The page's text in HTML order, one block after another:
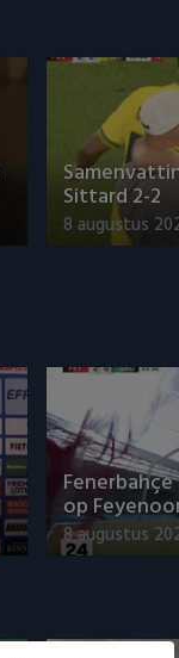
Sittard 2-2
8 augustus
op
8 augustus